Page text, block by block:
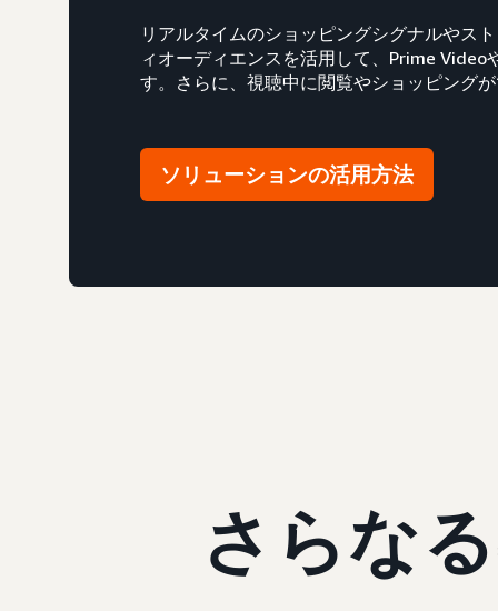
リアルタイムのショッピングシグナルやス
ィオーディエンスを活用して、Prime
す。さらに、視聴中に閲覧やショッピング
ソリューションの活用方法
さらな